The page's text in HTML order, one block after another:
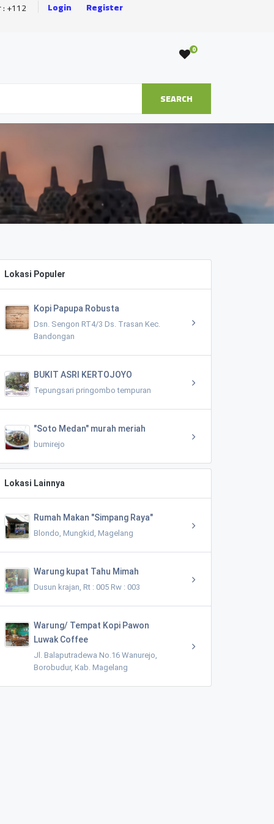
: +112 Login Register
0
SEARCH
Lokasi Populer
Kopi Papupa Robusta
Dsn. Sengon RT4/3 Ds. Trasan Kec.
Bandongan
BUKIT ASRI KERTOJOYO
Tepungsari pringombo tempuran
"Soto Medan" murah meriah
bumirejo
Lokasi Lainnya
Rumah Makan "Simpang Raya"
Blondo, Mungkid, Magelang
Warung kupat Tahu Mimah
Dusun krajan, Rt : 005 Rw : 003
Warung/ Tempat Kopi Pawon
Luwak Coffee
Jl. Balaputradewa No.16 Wanurejo,
Borobudur, Kab. Magelang